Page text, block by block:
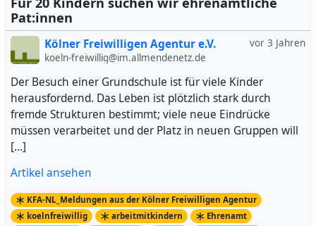
Pat:innen
vor 3 Jahren
Kölner Freiwilligen Agentur e.V.
koeln-freiwillig@im.allmendenetz.de
Der Besuch einer Grundschule ist für viele Kinder
herausfordernd. Das Leben ist plötzlich stark durch
fremde Strukturen bestimmt; viele neue Eindrücke
müssen verarbeitet und der Platz in neuen Gruppen will
[…]
Artikel ansehen
KFA-NL_Meldungen aus der Kölner Freiwilligen Agentur
koelnfreiwillig
arbeitmitkindern
Ehrenamt